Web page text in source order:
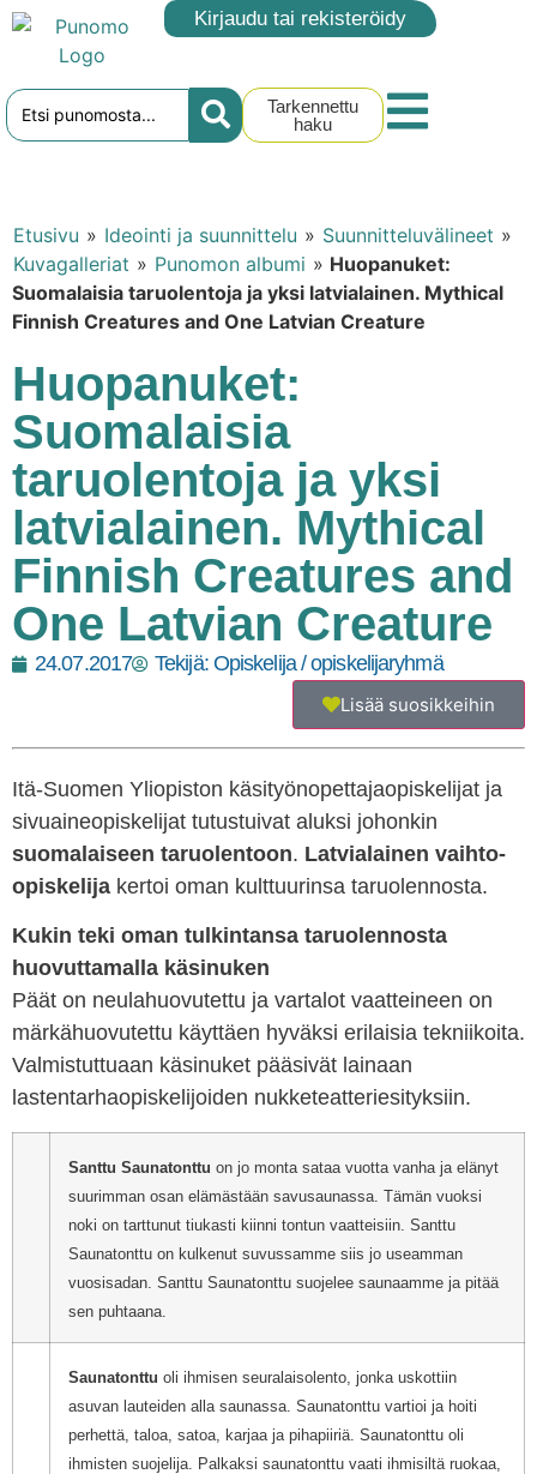
Kirjaudu tai rekisteröidy
Tarkennettu
haku
Etusivu » Ideointi ja suunnittelu » Suunnitteluvälineet »
Kuvagalleriat » Punomon albumi » Huopanuket:
Suomalaisia taruolentoja ja yksi latvialainen. Mythical
Finnish Creatures and One Latvian Creature
Huopanuket:
Suomalaisia
taruolentoja ja yksi
latvialainen. Mythical
Finnish Creatures and
One Latvian Creature
24.07.2017 Tekijä:Opiskelija / opiskelijaryhmä
Lisää suosikkeihin
Itä-Suomen Yliopiston käsityönopettajaopiskelijat ja
sivuaineopiskelijat tutustuivat aluksi johonkin
suomalaiseen taruolentoon. Latvialainen vaihto-
opiskelija kertoi oman kulttuurinsa taruolennosta.
Kukin teki oman tulkintansa taruolennosta
huovuttamalla käsinuken
Päät on neulahuovutettu ja vartalot vaatteineen on
märkähuovutettu käyttäen hyväksi erilaisia tekniikoita.
Valmistuttuaan käsinuket pääsivät lainaan
lastentarhaopiskelijoiden nukketeatteriesityksiin.
Santtu Saunatonttu on jo monta sataa vuotta vanha ja elänyt
suurimman osan elämästään savusaunassa. Tämän vuoksi
noki on tarttunut tiukasti kiinni tontun vaatteisiin. Santtu
Saunatonttu on kulkenut suvussamme siis jo useamman
vuosisadan. Santtu Saunatonttu suojelee saunaamme ja pitää
sen puhtaana.
Saunatonttu oli ihmisen seuralaisolento, jonka uskottiin
asuvan lauteiden alla saunassa. Saunatonttu vartioi ja hoiti
perhettä, taloa, satoa, karjaa ja pihapiiriä. Saunatonttu oli
ihmisten suojelija. Palkaksi saunatonttu vaati ihmisiltä ruokaa,